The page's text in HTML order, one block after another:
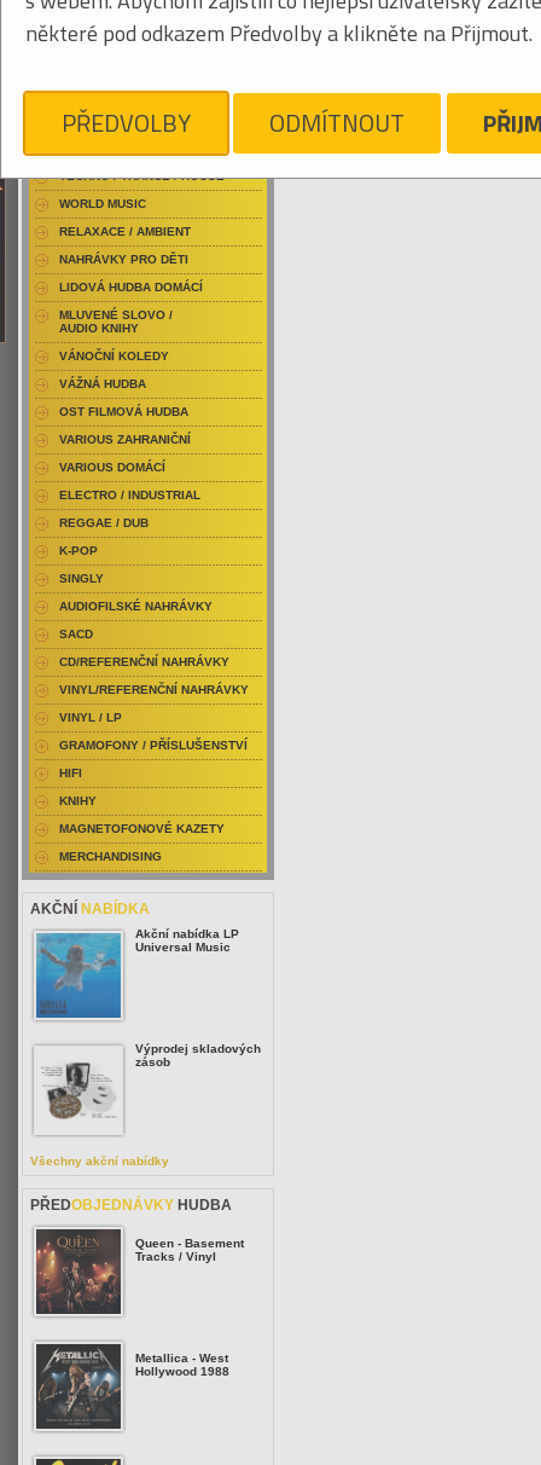
Je nám líto, ale pro daný žánr/kategorii
RAP / HIP HOP DOMÁCÍ
RAP / HIP HOP ZAHRANIČNÍ
DVD / HUDBA
PUNK / HARDCORE
TECHNO / TRANCE / HOUSE
WORLD MUSIC
RELAXACE / AMBIENT
NAHRÁVKY PRO DĚTI
LIDOVÁ HUDBA DOMÁCÍ
MLUVENÉ SLOVO /
AUDIO KNIHY
VÁNOČNÍ KOLEDY
VÁŽNÁ HUDBA
OST FILMOVÁ HUDBA
VARIOUS ZAHRANIČNÍ
VARIOUS DOMÁCÍ
ELECTRO / INDUSTRIAL
REGGAE / DUB
K-POP
SINGLY
AUDIOFILSKÉ NAHRÁVKY
SACD
CD/REFERENČNÍ NAHRÁVKY
VINYL/REFERENČNÍ NAHRÁVKY
VINYL / LP
GRAMOFONY / PŘÍSLUŠENSTVÍ
HIFI
KNIHY
MAGNETOFONOVÉ KAZETY
MERCHANDISING
AKČNÍ NABÍDKA
Akční nabídka LP
Universal Music
Výprodej skladových
zásob
Všechny akční nabídky
PŘEDOBJEDNÁVKY HUDBA
Queen - Basement
Tracks / Vinyl
Metallica - West
Hollywood 1988
některé pod odkazem Předvolby a klikněte na Přijmout.
PŘEDVOLBY ODMÍTNOUT